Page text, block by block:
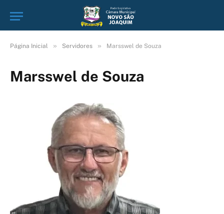
Página Inicial » Servidores » Marsswel de Souza
Marsswel de Souza